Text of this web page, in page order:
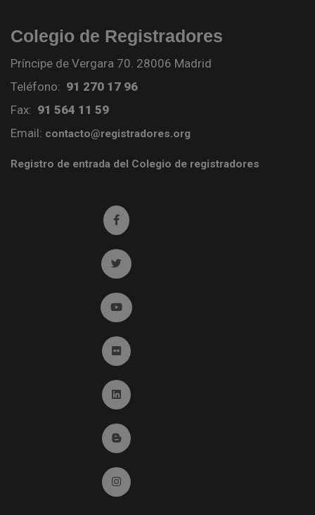
Colegio de Registradores
Príncipe de Vergara 70. 28006 Madrid
Teléfono: 91 270 17 96
Fax: 91 564 11 59
Email: contacto@registradores.org
Registro de entrada del Colegio de registradores
Ir a facebook (abre en ventana nueva)
Ir a twitter (abre en ventana nueva)
Ir a YouTube (abre en ventana nueva)
Ir a Flickr (abre en ventana nueva)
Ir a Linkedin (abre en ventana nueva)
Ir al Blog (abre en ventana nueva)
Ir a Instagram (abre en ventana nueva)